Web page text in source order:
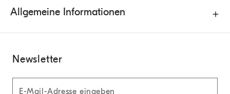
Allgemeine Informationen
Newsletter